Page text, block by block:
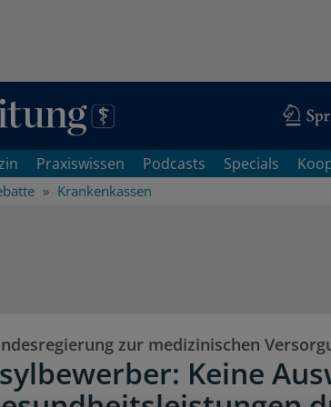
Praxiswissen Podcasts Specials
Krankenkassen
zur medizinischen
Keine